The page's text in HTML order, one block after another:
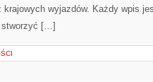
wyjazdów. Każdy wpis
stworzyć […]